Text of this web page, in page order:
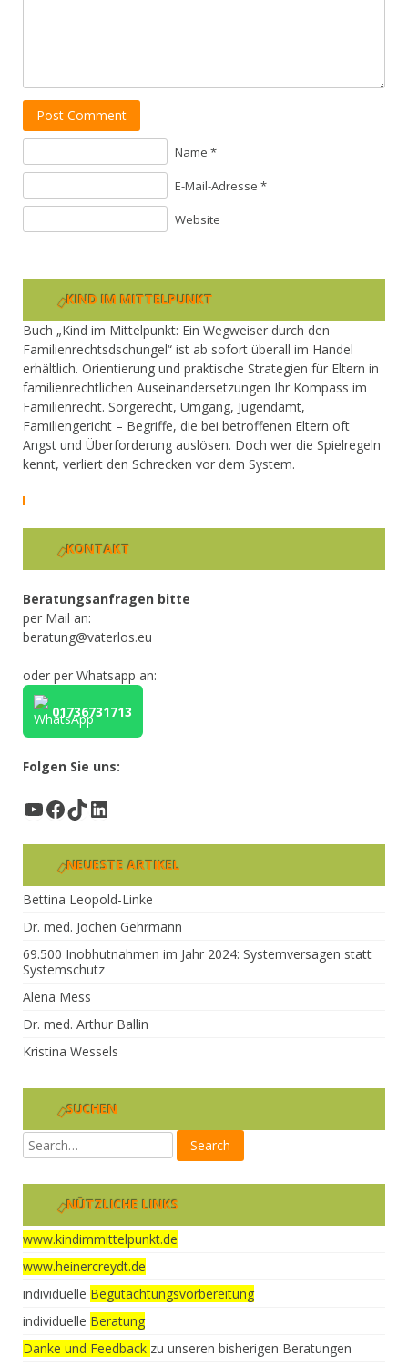
Post Comment
Name *
E-Mail-Adresse *
Website
KIND IM MITTELPUNKT
Buch „Kind im Mittelpunkt: Ein Wegweiser durch den
Familienrechtsdschungel“ ist ab sofort überall im Handel
erhältlich. Orientierung und praktische Strategien für Eltern in
familienrechtlichen Auseinandersetzungen Ihr Kompass im
Familienrecht. Sorgerecht, Umgang, Jugendamt,
Familiengericht – Begriffe, die bei betroffenen Eltern oft
Angst und Überforderung auslösen. Doch wer die Spielregeln
kennt, verliert den Schrecken vor dem System.
KONTAKT
Beratungsanfragen bitte
per Mail an:
beratung@vaterlos.eu
oder per Whatsapp an:
01736731713
Folgen Sie uns:
YouTube
Facebook
TikTok
LinkedIn
NEUESTE ARTIKEL
Bettina Leopold-Linke
Dr. med. Jochen Gehrmann
69.500 Inobhutnahmen im Jahr 2024: Systemversagen statt
Systemschutz
Alena Mess
Dr. med. Arthur Ballin
Kristina Wessels
SUCHEN
NÜTZLICHE LINKS
www.kindimmittelpunkt.de
www.heinercreydt.de
individuelle Begutachtungsvorbereitung
individuelle Beratung
Danke und Feedback zu unseren bisherigen Beratungen